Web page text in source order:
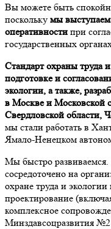
Вы можете быть
поскольку мы
оперативности при
государственных
Стандарт охраны труда
подготовке и
экологии, а также,
в Москве и Московской
Свердловской области,
мы стали работать в
Ямало-Ненецком
Мы быстро
сосредоточено на
охране труда и
проектирование
комплексное
Минздавсоцразвития